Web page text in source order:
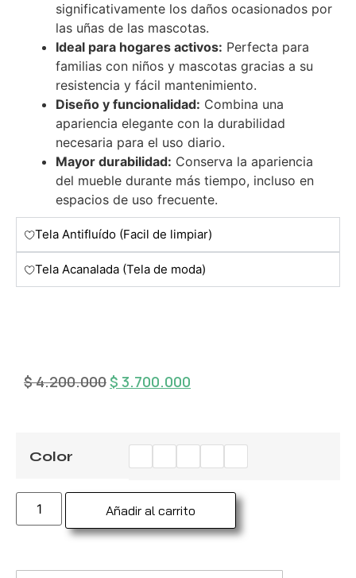
significativamente los daños ocasionados por
las uñas de las mascotas.
Ideal para hogares activos: Perfecta para
familias con niños y mascotas gracias a su
resistencia y fácil mantenimiento.
Diseño y funcionalidad: Combina una
apariencia elegante con la durabilidad
necesaria para el uso diario.
Mayor durabilidad: Conserva la apariencia
del mueble durante más tiempo, incluso en
espacios de uso frecuente.
Tela Antifluído (Facil de limpiar)
Tela Acanalada (Tela de moda)
$4.200.000$ 3.700.000
Color
Añadir al carrito